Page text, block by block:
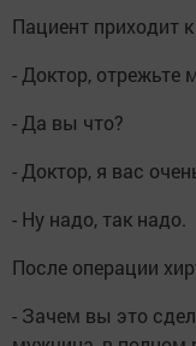
Пациент приходит к
- Доктор, отрежьте
- Да вы что?
- Доктор, я вас
- Ну надо, так надо.
После операции
- Зачем вы это